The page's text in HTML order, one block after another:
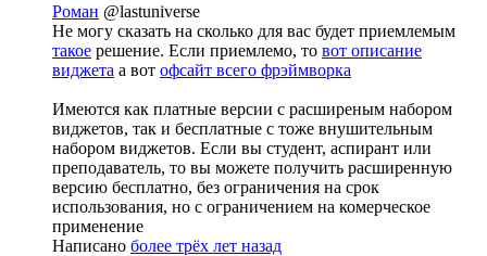
Роман @lastuniverse
Не могу сказать на сколько для вас будет приемлемым
такое решение. Если приемлемо, то вот описание
виджета а вот офсайт всего фрэймворка
Имеются как платные версии с расширеным набором
виджетов, так и бесплатные с тоже внушительным
набором виджетов. Если вы студент, аспирант или
преподаватель, то вы можете получить расширенную
версию бесплатно, без ограничения на срок
использования, но с ограничением на комерческое
применение
Написано более трёх лет назад